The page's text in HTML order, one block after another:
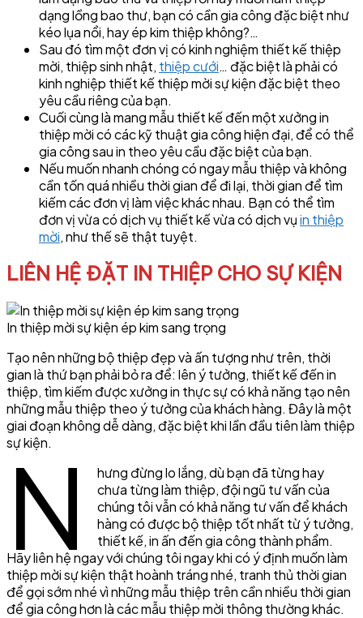
dạng lồng bao thư, bạn có cần gia công đặc biệt như
kéo lụa nổi, hay ép kim thiệp không?…
Sau đó tìm một đơn vị có kinh nghiệm thiết kế thiệp
mời, thiệp sinh nhật, thiệp cưới… đặc biệt là phải có
kinh nghiệp thiết kế thiệp mời sự kiện đặc biệt theo
yêu cầu riêng của bạn.
Cuối cùng là mang mẫu thiết kế đến một xưởng in
thiệp mời có các kỹ thuật gia công hiện đại, để có thể
gia công sau in theo yêu cầu đặc biệt của bạn.
Nếu muốn nhanh chóng có ngay mẫu thiệp và không
cần tốn quá nhiều thời gian để đi lại, thời gian để tìm
kiếm các đơn vị làm việc khác nhau. Bạn có thể tìm
đơn vị vừa có dịch vụ thiết kế vừa có dịch vụin thiệp
mời, như thế sẽ thật tuyệt.
LIÊN HỆ ĐẶT IN THIỆP CHO SỰ KIỆN
In thiệp mời sự kiện ép kim sang trọng
Tạo nên những bộ thiệp đẹp và ấn tượng như trên, thời
gian là thứ bạn phải bỏ ra để: lên ý tưởng, thiết kế đến in
thiệp, tìm kiếm được xưởng in thực sự có khả năng tạo nên
những mẫu thiệp theo ý tưởng của khách hàng. Đây là một
giai đoạn không dễ dàng, đặc biệt khi lần đầu tiên làm thiệp
sự kiện.
N
hưng đừng lo lắng, dù bạn đã từng hay
chưa từng làm thiệp, đội ngũ tư vấn của
chúng tôi vẫn có khả năng tư vấn để khách
hàng có được bộ thiệp tốt nhất từ ý tưởng,
thiết kế, in ấn đến gia công thành phẩm.
Hãy liên hệ ngay với chúng tôi ngay khi có ý định muốn làm
thiệp mời sự kiện thật hoành tráng nhé, tranh thủ thời gian
để gọi sớm nhé vì những mẫu thiệp trên cần nhiều thời gian
để gia công hơn là các mẫu thiệp mời thông thường khác.